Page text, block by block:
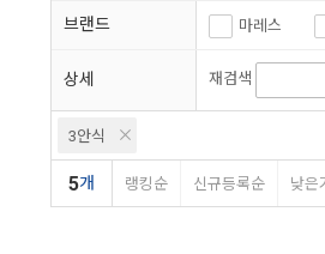
스트랩커버
브랜드 마레스
상세 재검색
3안식
5개 랭킹순 신규등록순 낮은